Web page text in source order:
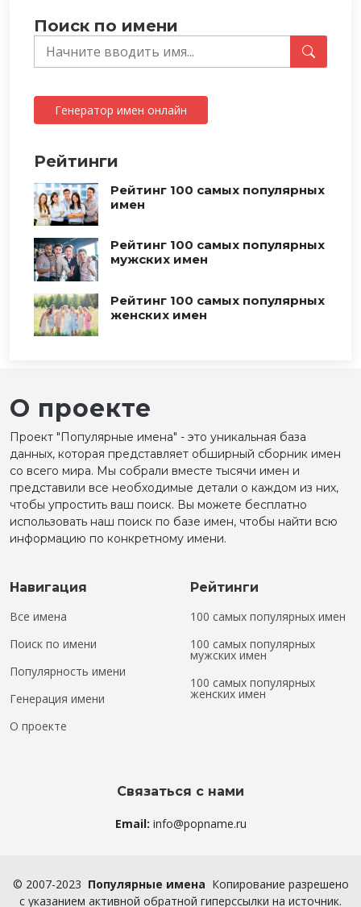
Поиск по имени
Генератор имен онлайн
Рейтинги
Рейтинг 100 самых популярных
имен
Рейтинг 100 самых популярных
мужских имен
Рейтинг 100 самых популярных
женских имен
О проекте
Проект "Популярные имена" - это уникальная база
данных, которая представляет обширный сборник имен
со всего мира. Мы собрали вместе тысячи имен и
представили все необходимые детали о каждом из них,
чтобы упростить ваш поиск. Вы можете бесплатно
использовать наш поиск по базе имен, чтобы найти всю
информацию по конкретному имени.
Навигация
Все имена
Поиск по имени
Популярность имени
Генерация имени
О проекте
Рейтинги
100 самых популярных имен
100 самых популярных
мужских имен
100 самых популярных
женских имен
Связаться с нами
Email: info@popname.ru
© 2007-2023 Популярные имена Копирование разрешено
с указанием активной обратной гиперссылки на источник.